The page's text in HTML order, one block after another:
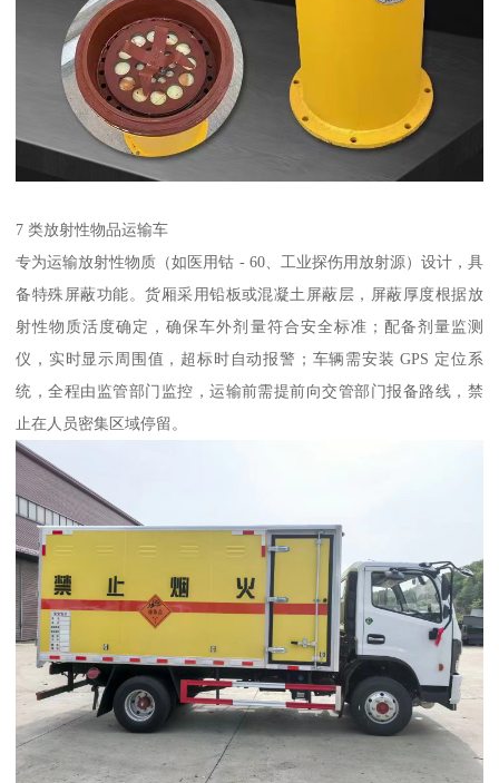
7 类放射性物品运输车​
专为运输放射性物质（如医用钴 - 60、工业探伤用放射源）设计，具
备特殊屏蔽功能。货厢采用铅板或混凝土屏蔽层，屏蔽厚度根据放
射性物质活度确定，确保车外剂量符合安全标准；配备剂量监测
仪，实时显示周围值，超标时自动报警；车辆需安装 GPS 定位系
统，全程由监管部门监控，运输前需提前向交管部门报备路线，禁
止在人员密集区域停留。​